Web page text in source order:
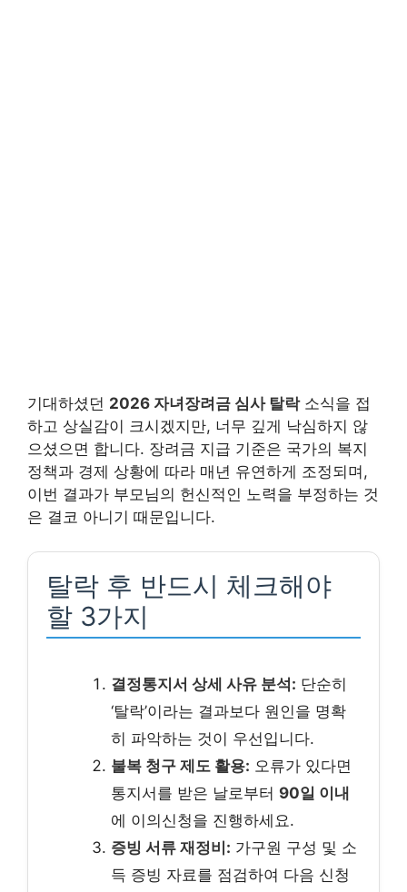
기대하셨던 2026 자녀장려금 심사 탈락소식을 접
하고 상실감이 크시겠지만, 너무 깊게 낙심하지 않
으셨으면 합니다. 장려금 지급 기준은 국가의 복지
정책과 경제 상황에 따라 매년 유연하게 조정되며,
이번 결과가 부모님의 헌신적인 노력을 부정하는 것
은 결코 아니기 때문입니다.
탈락 후 반드시 체크해야
할 3가지
결정통지서 상세 사유 분석: 단순히
‘탈락’이라는 결과보다 원인을 명확
히 파악하는 것이 우선입니다.
불복 청구 제도 활용: 오류가 있다면
통지서를 받은 날로부터 90일 이내
에 이의신청을 진행하세요.
증빙 서류 재정비: 가구원 구성 및 소
득 증빙 자료를 점검하여 다음 신청